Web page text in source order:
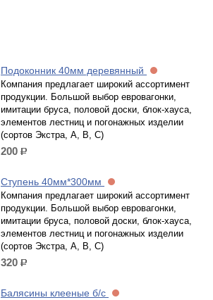
Подоконник 40мм деревянный
Компания предлагает широкий ассортимент
продукции. Большой выбор евровагонки,
имитации бруса, половой доски, блок-хауса,
элементов лестниц и погонажных изделии
(сортов Экстра, А, В, С)
200 р.
Ступень 40мм*300мм
Компания предлагает широкий ассортимент
продукции. Большой выбор евровагонки,
имитации бруса, половой доски, блок-хауса,
элементов лестниц и погонажных изделии
(сортов Экстра, А, В, С)
320 р.
Балясины клееные б/с